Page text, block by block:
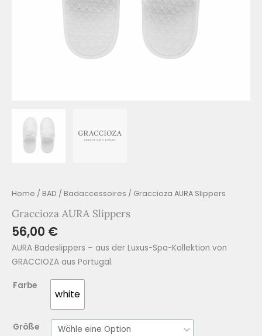
Home / BAD / Badaccessoires / Graccioza AURA Slippers
Graccioza AURA Slippers
56,00 €
AURA Badeslippers – aus der Luxus-Spa-Kollektion von
GRACCIOZA aus Portugal.
Farbe
white
Größe